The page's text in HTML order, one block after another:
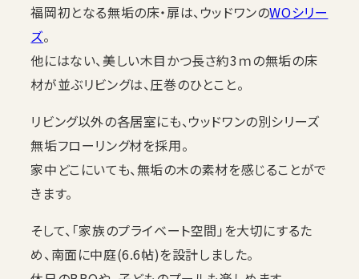
福岡初となる無垢の床・扉は、ウッドワンのWOシリー
ズ。
他にはない、美しい木目かつ長さ約3ｍの無垢の床
材が並ぶリビングは、圧巻のひとこと。
リビング以外の各居室にも、ウッドワンの別シリーズ
無垢フローリング材を採用。
家中どこにいても、無垢の木の素材を感じることがで
きます。
そして、「家族のプライベート空間」を大切にするた
め、南面に中庭(6.6帖)を設計しました。